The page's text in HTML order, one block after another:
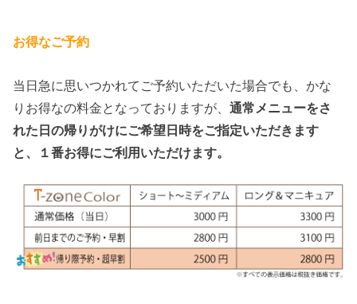
お得なご予約
当日急に思いつかれてご予約いただいた場合でも、かな
りお得なの料金となっておりますが、通常メニューをさ
れた日の帰りがけにご希望日時をご指定いただきます
と、１番お得にご利用いただけます。